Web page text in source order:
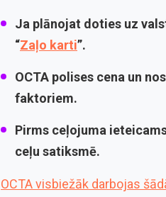
Ja plānojat doties uz
“Zaļo karti”.
OCTA polises cena un
faktoriem.
Pirms ceļojuma
ceļu satiksmē.
OCTA visbiežāk darbojas